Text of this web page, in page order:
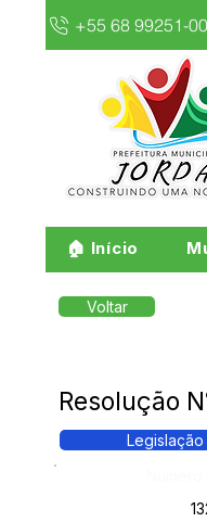
+55 68 99251-
🏠 Início
Voltar
Resolução
Legislação